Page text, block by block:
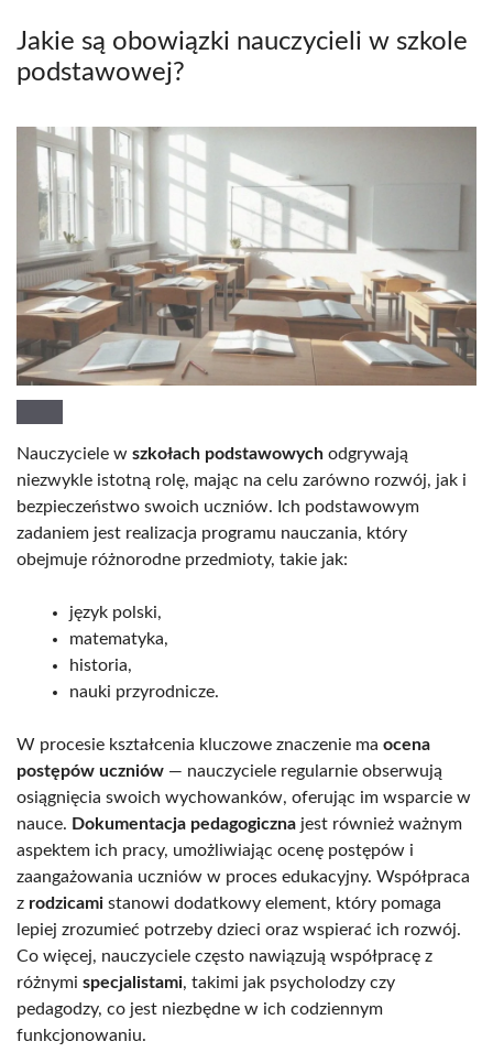
Jakie są obowiązki nauczycieli w szkole
podstawowej?
Nauczyciele w szkołach podstawowych odgrywają
niezwykle istotną rolę, mając na celu zarówno rozwój, jak i
bezpieczeństwo swoich uczniów. Ich podstawowym
zadaniem jest realizacja programu nauczania, który
obejmuje różnorodne przedmioty, takie jak:
język polski,
matematyka,
historia,
nauki przyrodnicze.
W procesie kształcenia kluczowe znaczenie ma ocena
postępów uczniów — nauczyciele regularnie obserwują
osiągnięcia swoich wychowanków, oferując im wsparcie w
nauce. Dokumentacja pedagogiczna jest również ważnym
aspektem ich pracy, umożliwiając ocenę postępów i
zaangażowania uczniów w proces edukacyjny. Współpraca
z rodzicami stanowi dodatkowy element, który pomaga
lepiej zrozumieć potrzeby dzieci oraz wspierać ich rozwój.
Co więcej, nauczyciele często nawiązują współpracę z
różnymi specjalistami, takimi jak psycholodzy czy
pedagodzy, co jest niezbędne w ich codziennym
funkcjonowaniu.